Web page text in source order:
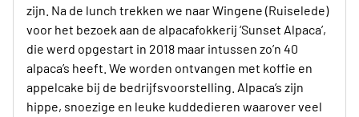
zijn. Na de lunch trekken we naar Wingene (Ruiselede)
voor het bezoek aan de alpacafokkerij ‘Sunset Alpaca’,
die werd opgestart in 2018 maar intussen zo’n 40
alpaca’s heeft. We worden ontvangen met koffie en
appelcake bij de bedrijfsvoorstelling. Alpaca’s zijn
hippe, snoezige en leuke kuddedieren waarover veel